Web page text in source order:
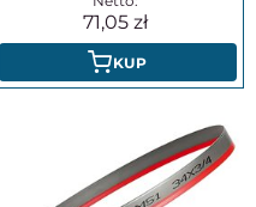
71,05
KUP